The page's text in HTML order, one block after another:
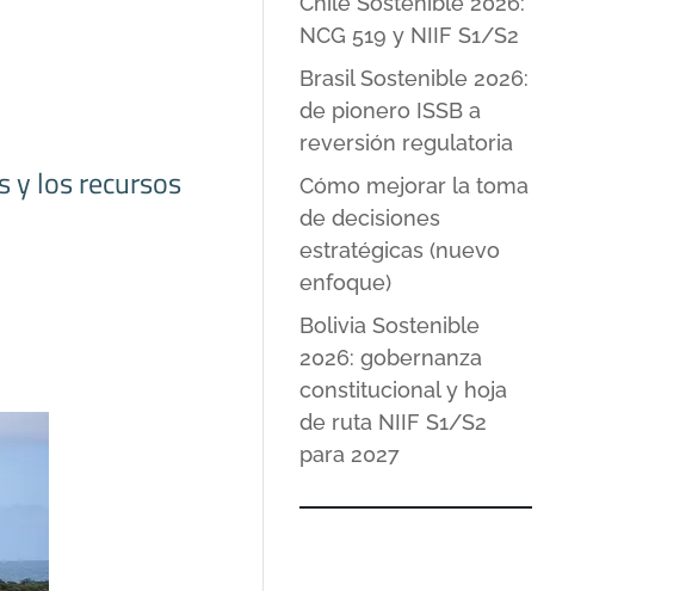
y los recursos
NCG 519 y NIIF S1/S2
Brasil Sostenible 2026:
de pionero ISSB a
reversión regulatoria
Cómo mejorar la toma
de decisiones
estratégicas (nuevo
enfoque)
Bolivia Sostenible
2026: gobernanza
constitucional y hoja
de ruta NIIF S1/S2
para 2027